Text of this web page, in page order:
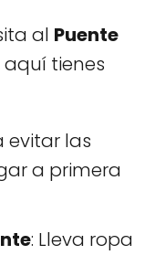
al Puente
aquí tienes
evitar las
a primera
: Lleva ropa